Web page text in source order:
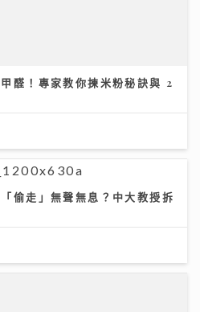
醛！專家教你揀米粉秘訣與 2
偷走」無聲無息？中大教授拆